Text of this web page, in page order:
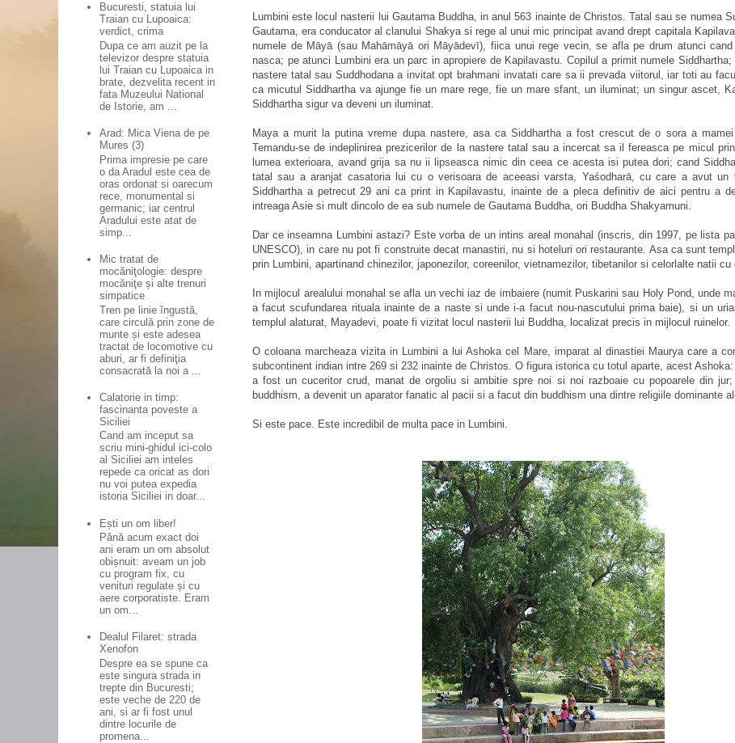
Lumbini este locul nasterii lui Gautama Buddha, in anul 563 inainte de Christos. Tatal sau se numea
Gautama, era conducator al clanului Shakya si rege al unui mic principat avand drept capitala
numele de Māyā (sau Mahāmāyā ori Māyādevī), fiica unui rege vecin, se afla pe drum atunci
nasca; pe atunci Lumbini era un parc in apropiere de Kapilavastu. Copilul a primit numele
nastere tatal sau Suddhodana a invitat opt brahmani invatati care sa ii prevada viitorul, iar toti au
ca micutul Siddhartha va ajunge fie un mare rege, fie un mare sfant, un iluminat; un singur ascet,
Siddhartha sigur va deveni un iluminat.
Maya a murit la putina vreme dupa nastere, asa ca Siddhartha a fost crescut de o sora a mamei
Temandu-se de indeplinirea prezicerilor de la nastere tatal sau a incercat sa il fereasca pe micul
lumea exterioara, avand grija sa nu ii lipseasca nimic din ceea ce acesta isi putea dori; cand
tatal sau a aranjat casatoria lui cu o verisoara de aceeasi varsta, Yaśodharā, cu care a avut un
Siddhartha a petrecut 29 ani ca print in Kapilavastu, inainte de a pleca definitiv de aici pentru a
intreaga Asie si mult dincolo de ea sub numele de Gautama Buddha, ori Buddha Shakyamuni.
Dar ce inseamna Lumbini astazi? Este vorba de un intins areal monahal (inscris, din 1997, pe lista
UNESCO), in care nu pot fi construite decat manastiri, nu si hoteluri ori restaurante. Asa ca sunt
prin Lumbini, apartinand chinezilor, japonezilor, coreenilor, vietnamezilor, tibetanilor si celorlalte natii cu
In mijlocul arealului monahal se afla un vechi iaz de imbaiere (numit Puskarini sau Holy Pond, unde
a facut scufundarea rituala inainte de a naste si unde i-a facut nou-nascutului prima baie), si un
templul alaturat, Mayadevi, poate fi vizitat locul nasterii lui Buddha, localizat precis in mijlocul ruinelor.
O coloana marcheaza vizita in Lumbini a lui Ashoka cel Mare, imparat al dinastiei Maurya care a
subcontinent indian intre 269 si 232 inainte de Christos. O figura istorica cu totul aparte, acest
a fost un cuceritor crud, manat de orgoliu si ambitie spre noi si noi razboaie cu popoarele din
buddhism, a devenit un aparator fanatic al pacii si a facut din buddhism una dintre religiile dominante
Si este pace. Este incredibil de multa pace in Lumbini.
Bucuresti, statuia lui
Traian cu Lupoaica:
verdict, crima
Dupa ce am auzit pe la
televizor despre statuia
lui Traian cu Lupoaica in
brate, dezvelita recent in
fata Muzeului National
de Istorie, am ...
Arad: Mica Viena de pe
Mures (3)
Prima impresie pe care
o da Aradul este cea de
oras ordonat si oarecum
rece, monumental si
germanic; iar centrul
Aradului este atat de
simp...
Mic tratat de
mocăniţologie: despre
mocăniţe și alte trenuri
simpatice
Tren pe linie îngustă,
care circulă prin zone de
munte și este adesea
tractat de locomotive cu
aburi, ar fi definiţia
consacrată la noi a ...
Calatorie in timp:
fascinanta poveste a
Siciliei
Cand am inceput sa
scriu mini-ghidul ici-colo
al Siciliei am inteles
repede ca oricat as dori
nu voi putea expedia
istoria Siciliei in doar...
Ești un om liber!
Până acum exact doi
ani eram un om absolut
obișnuit: aveam un job
cu program fix, cu
venituri regulate și cu
aere corporatiste. Eram
un om...
Dealul Filaret: strada
Xenofon
Despre ea se spune ca
este singura strada in
trepte din Bucuresti;
este veche de 220 de
ani, si ar fi fost unul
dintre locurile de
promena...